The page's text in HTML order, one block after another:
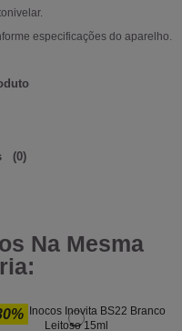
especificações do aparelho.
(0)
Na Mesma